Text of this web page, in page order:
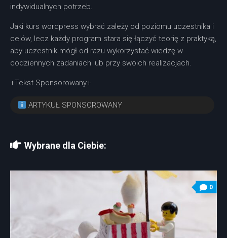
indywidualnych potrzeb.
Jaki kurs wordpress wybrać zależy od poziomu uczestnika i
celów, lecz każdy program stara się łączyć teorię z praktyką,
aby uczestnik mógł od razu wykorzystać wiedzę w
codziennych zadaniach lub przy swoich realizacjach.
+Tekst Sponsorowany+
ARTYKUŁ SPONSOROWANY
Wybrane dla Ciebie:
0